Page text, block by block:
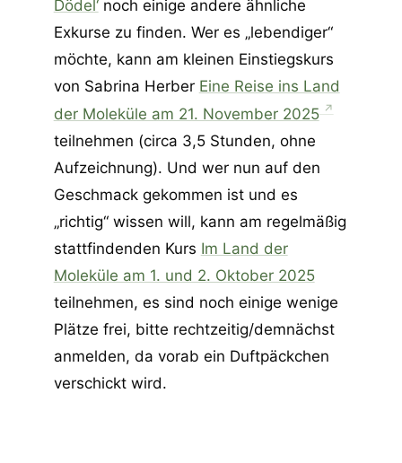
Dödel‘noch einige andere ähnliche
Exkurse zu finden. Wer es „lebendiger“
möchte, kann am kleinen Einstiegskurs
von Sabrina Herber Eine Reise ins Land
der Moleküle am 21. November 2025
teilnehmen (circa 3,5 Stunden, ohne
Aufzeichnung). Und wer nun auf den
Geschmack gekommen ist und es
„richtig“ wissen will, kann am regelmäßig
stattfindenden Kurs Im Land der
Moleküle am 1. und 2. Oktober 2025
teilnehmen, es sind noch einige wenige
Plätze frei, bitte rechtzeitig/demnächst
anmelden, da vorab ein Duftpäckchen
verschickt wird.